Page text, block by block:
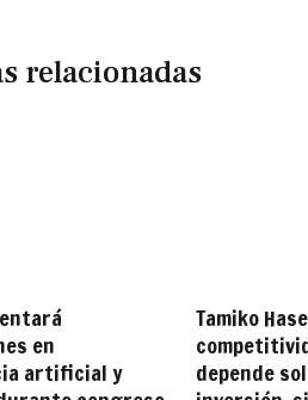
relacionadas
en
artificial y
Tamiko
depende